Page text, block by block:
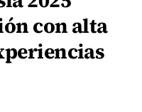
con alta